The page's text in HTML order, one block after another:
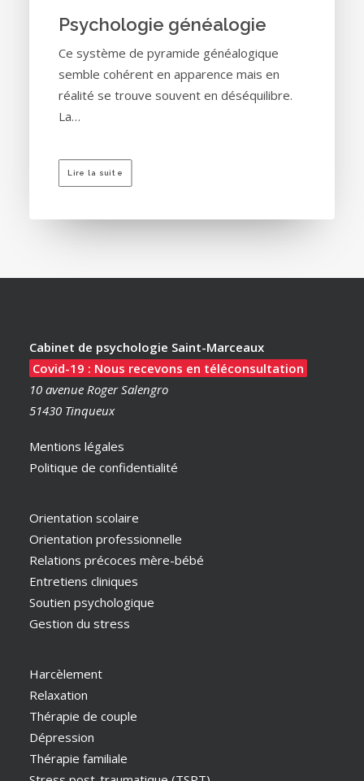
Psychologie généalogie
Ce système de pyramide généalogique
semble cohérent en apparence mais en
réalité se trouve souvent en déséquilibre.
La…
Lire la suite
Cabinet de psychologie Saint-Marceaux
Covid-19 : Nous recevons en téléconsultation
10 avenue Roger Salengro
51430 Tinqueux
Mentions légales
Politique de confidentialité
Orientation scolaire
Orientation professionnelle
Relations précoces mère-bébé
Entretiens cliniques
Soutien psychologique
Gestion du stress
Harcèlement
Relaxation
Thérapie de couple
Dépression
Thérapie familiale